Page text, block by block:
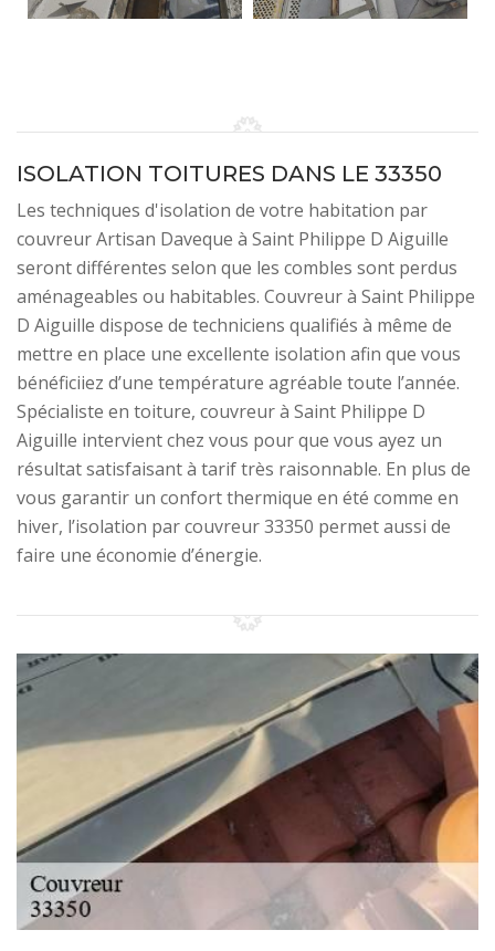
ISOLATION TOITURES DANS LE 33350
Les techniques d'isolation de votre habitation par
couvreur Artisan Daveque à Saint Philippe D Aiguille
seront différentes selon que les combles sont perdus
aménageables ou habitables. Couvreur à Saint Philippe
D Aiguille dispose de techniciens qualifiés à même de
mettre en place une excellente isolation afin que vous
bénéficiiez d’une température agréable toute l’année.
Spécialiste en toiture, couvreur à Saint Philippe D
Aiguille intervient chez vous pour que vous ayez un
résultat satisfaisant à tarif très raisonnable. En plus de
vous garantir un confort thermique en été comme en
hiver, l’isolation par couvreur 33350 permet aussi de
faire une économie d’énergie.